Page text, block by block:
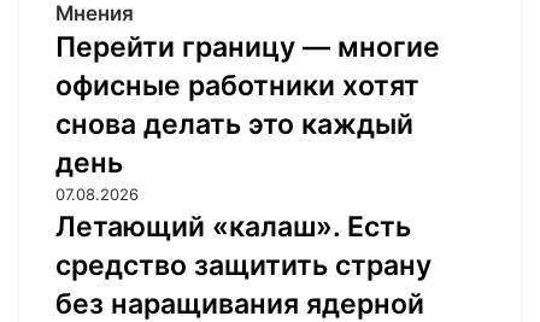
Мнения
Перейти границу — многие
офисные работники хотят
снова делать это каждый
день
07.08.2026
Летающий «калаш». Есть
средство защитить страну
без наращивания ядерной